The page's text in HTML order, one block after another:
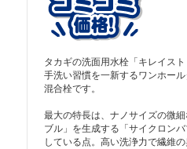
タカギの洗面用水栓「キレイス
手洗い習慣を一新するワンホー
混合栓です。
最大の特長は、ナノサイズの微
ブル」を生成する「サイクロン
している点。高い洗浄力で繊維